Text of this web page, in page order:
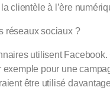
clientèle à l’ère
réseaux sociaux ?
utilisent
pour une
être utilisé